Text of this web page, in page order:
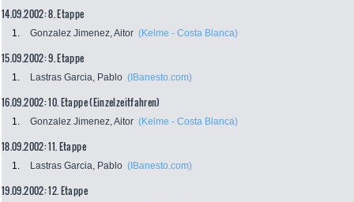
14.09.2002: 8. Etappe
1. Gonzalez Jimenez, Aitor (Kelme - Costa Blanca)
15.09.2002: 9. Etappe
1. Lastras Garcia, Pablo (IBanesto.com)
16.09.2002: 10. Etappe (Einzelzeitfahren)
1. Gonzalez Jimenez, Aitor (Kelme - Costa Blanca)
18.09.2002: 11. Etappe
1. Lastras Garcia, Pablo (IBanesto.com)
19.09.2002: 12. Etappe